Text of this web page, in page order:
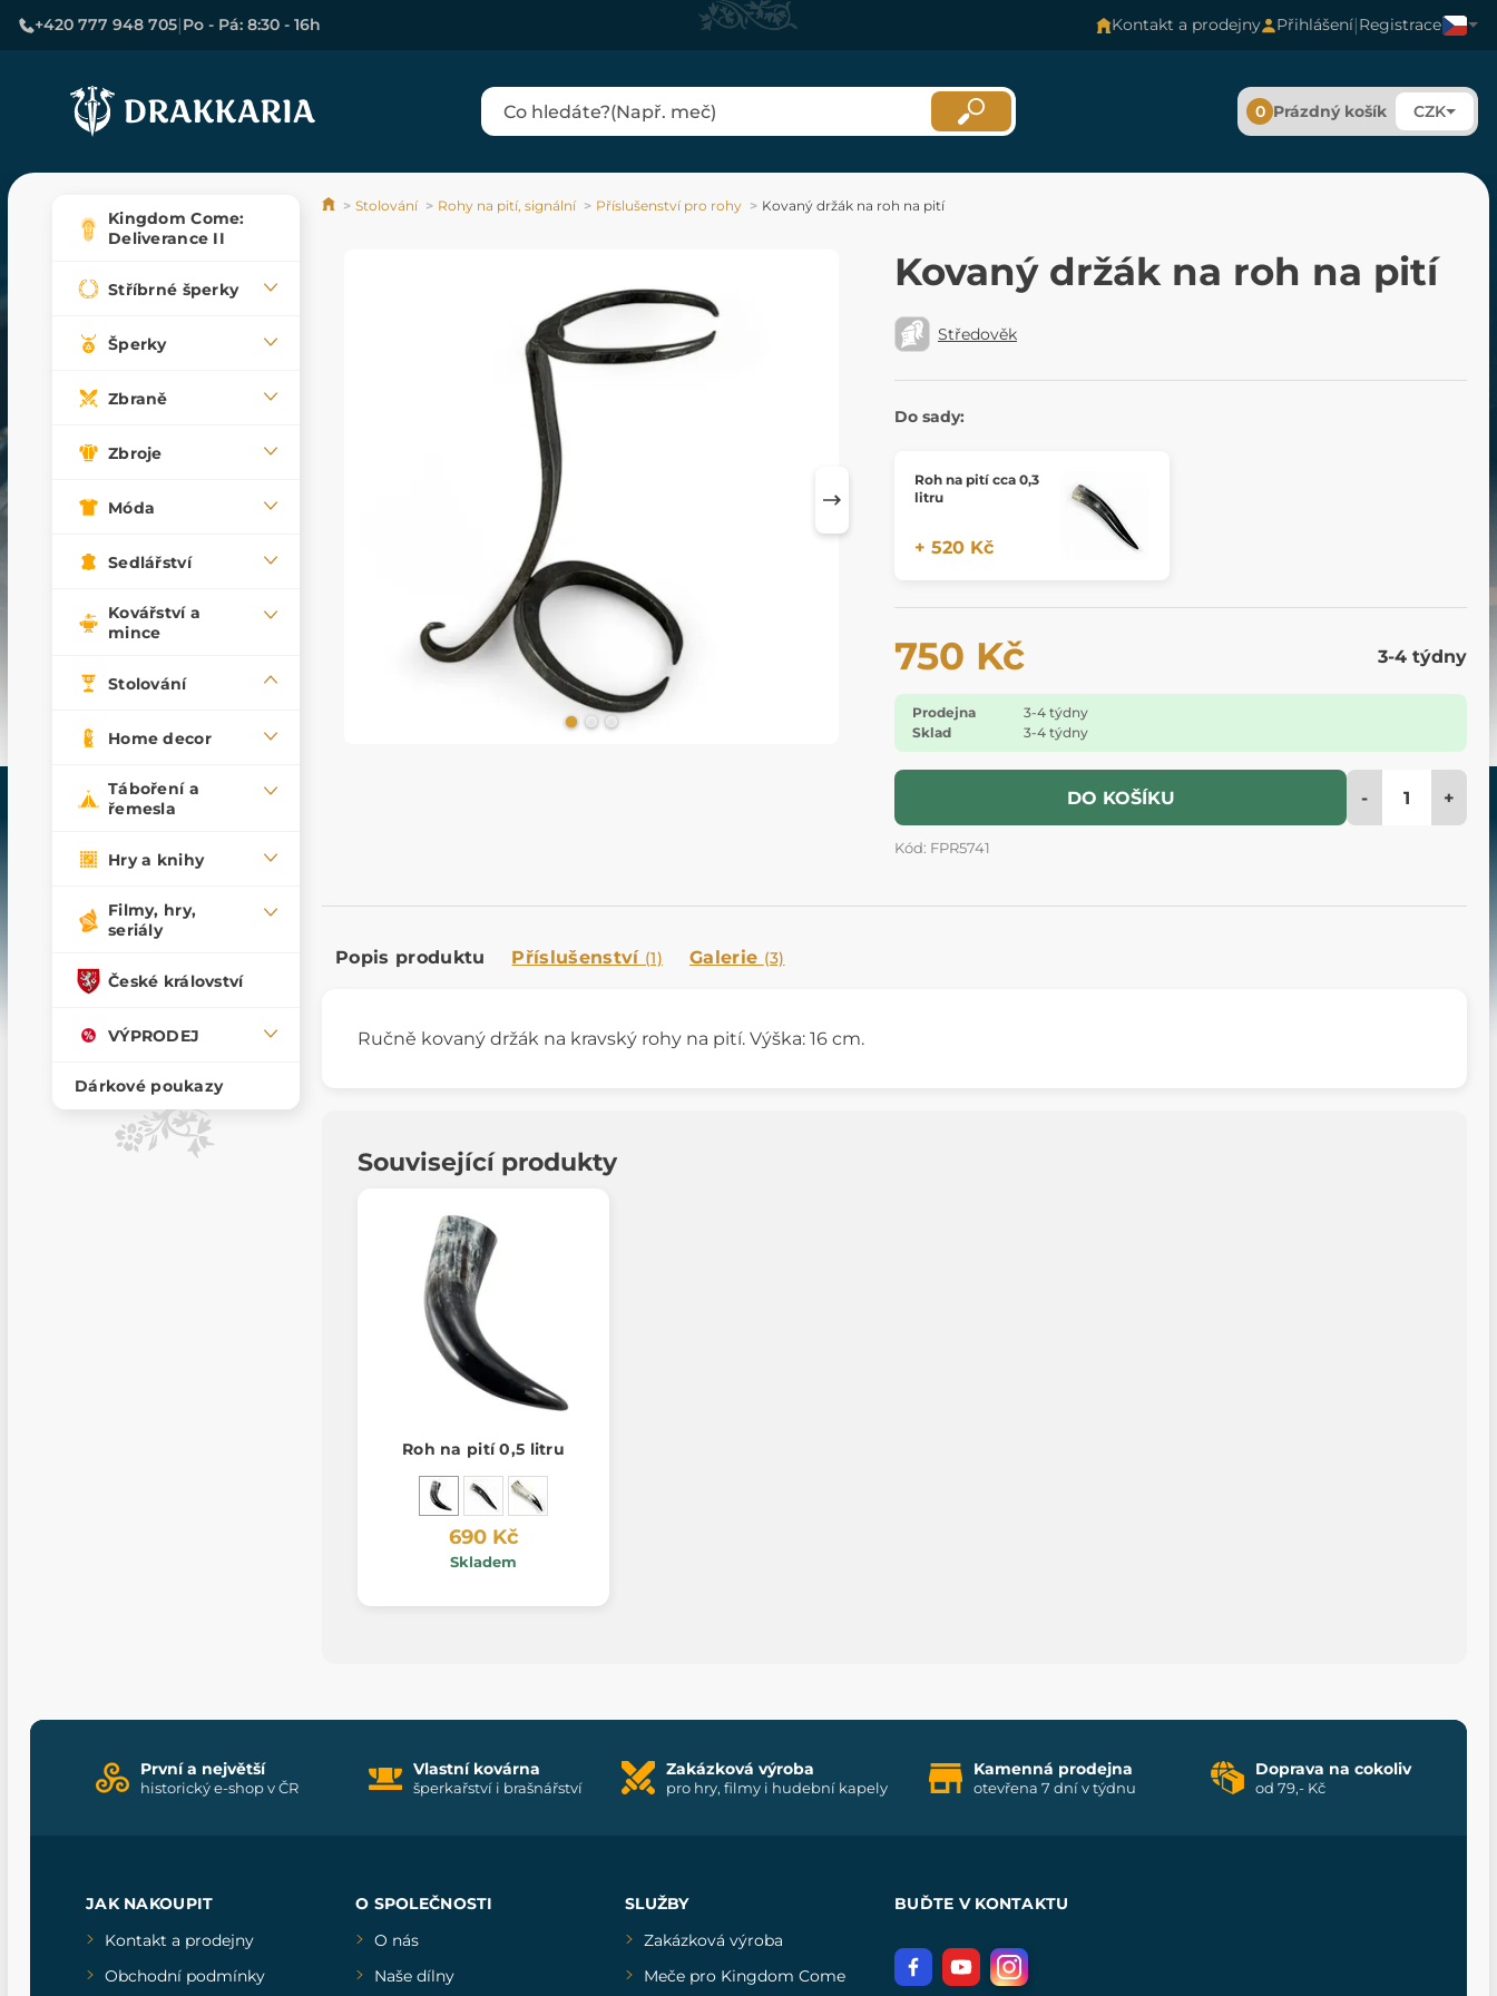
+420 777 948 705|Po - Pá: 8:30 - 16h Kontakt a prodejny Přihlášení|Registrace
0 Prázdný košík CZK
Kingdom Come:
Deliverance II
Stříbrné šperky
Šperky
Zbraně
Zbroje
Móda
Sedlářství
Kovářství a
mince
Stolování
Home decor
Táboření a
řemesla
Hry a knihy
Filmy, hry,
seriály
České království
VÝPRODEJ
Dárkové poukazy
Stolování Rohy na pití, signální Příslušenství pro rohy Kovaný držák na roh na pití
Kovaný držák na roh na pití
Středověk
Do sady:
Roh na pití cca 0,3
litru
+ 520 Kč
750 Kč 3-4 týdny
Prodejna
3-4 týdny
Sklad
3-4 týdny
DO KOŠÍKU - +
Kód: FPR5741
Popis produktu Příslušenství (1) Galerie (3)
Ručně kovaný držák na kravský rohy na pití. Výška: 16 cm.
Související produkty
Roh na pití 0,5 litru
690 Kč
Skladem
První a největší
historický e-shop v ČR
Vlastní kovárna
šperkařství i brašnářství
Zakázková výroba
pro hry, filmy i hudební kapely
Kamenná prodejna
otevřena 7 dní v týdnu
Doprava na cokoliv
od 79,- Kč
JAK NAKOUPIT
Kontakt a prodejny
Obchodní podmínky
O SPOLEČNOSTI
O nás
Naše dílny
SLUŽBY
Zakázková výroba
Meče pro Kingdom Come
BUĎTE V KONTAKTU